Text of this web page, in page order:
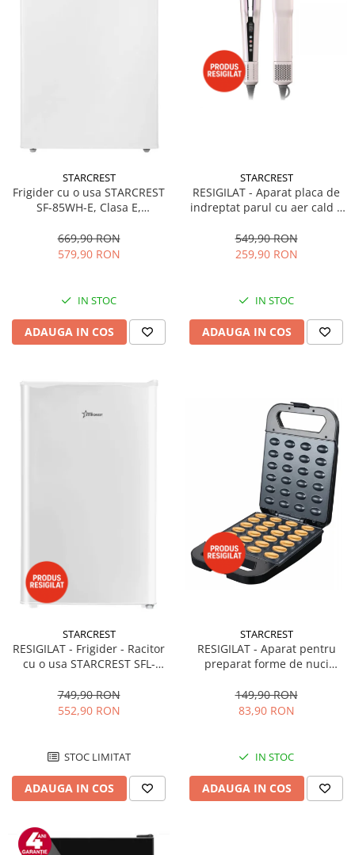
STARCREST
Frigider cu o usa STARCREST
SF-85WH-E, Clasa E,
interioara, Compartiment
gheata, H 82 cm, Alb
669,90 RON
579,90 RON
IN STOC
ADAUGA IN COS
STARCREST
RESIGILAT - Aparat placa de
indreptat parul cu aer cald 2
1300 W, Uscare si indreptare,
Afisaj LCD, Tehnologie cu ioni
549,90 RON
259,90 RON
IN STOC
ADAUGA IN COS
STARCREST
RESIGILAT - Frigider - Racitor
cu o usa STARCREST SFL-
92L, Iluminare interioara,H 83
cm, Alb
749,90 RON
552,90 RON
STOC LIMITAT
ADAUGA IN COS
STARCREST
RESIGILAT - Aparat pentru
preparat forme de nuci
forme, 1400W, Indicator
luminos, Placi antiaderente,
149,90 RON
83,90 RON
IN STOC
ADAUGA IN COS